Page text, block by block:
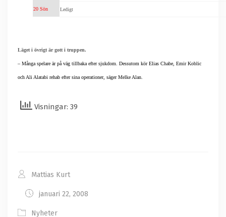
20 Sön Ledigt
Läget i övrigt är gott i truppen.
– Många spelare är på väg tillbaka efter sjukdom. Dessutom kör Elias Chabe, Emir Koblic
och Ali Alatabi rehab efter sina operationer, säger Melke Alan.
Visningar: 39
Mattias Kurt
januari 22, 2008
Nyheter